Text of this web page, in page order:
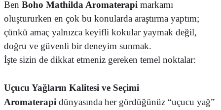
Ben Boho Mathilda Aromaterapi markamı
oluştururken en çok bu konularda araştırma yaptım;
çünkü amaç yalnızca keyifli kokular yaymak değil,
doğru ve güvenli bir deneyim sunmak.
İşte sizin de dikkat etmeniz gereken temel noktalar:
Uçucu Yağların Kalitesi ve Seçimi
Aromaterapi dünyasında her gördüğünüz “uçucu yağ”